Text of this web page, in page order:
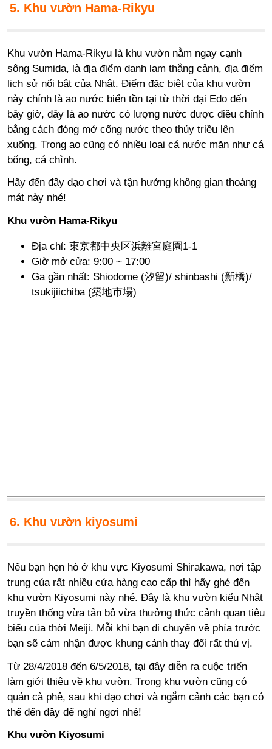
5. Khu vườn Hama-Rikyu
Khu vườn Hama-Rikyu là khu vườn nằm ngay cạnh
sông Sumida, là địa điểm danh lam thắng cảnh, địa điểm
lịch sử nổi bật của Nhật. Điểm đặc biệt của khu vườn
này chính là ao nước biển tồn tại từ thời đại Edo đến
bây giờ, đây là ao nước có lượng nước được điều chỉnh
bằng cách đóng mở cổng nước theo thủy triều lên
xuống. Trong ao cũng có nhiều loại cá nước mặn như cá
bống, cá chình.
Hãy đến đây dạo chơi và tận hưởng không gian thoáng
mát này nhé!
Khu vườn Hama-Rikyu
Địa chỉ: 東京都中央区浜離宮庭園1-1
Giờ mở cửa: 9:00 ~ 17:00
Ga gần nhất: Shiodome (汐留)/ shinbashi (新橋)/
tsukijiichiba (築地市場)
6. Khu vườn kiyosumi
Nếu bạn hẹn hò ở khu vực Kiyosumi Shirakawa, nơi tập
trung của rất nhiều cửa hàng cao cấp thì hãy ghé đến
khu vườn Kiyosumi này nhé. Đây là khu vườn kiểu Nhật
truyền thống vừa tản bộ vừa thưởng thức cảnh quan tiêu
biểu của thời Meiji. Mỗi khi bạn di chuyển về phía trước
bạn sẽ cảm nhận được khung cảnh thay đổi rất thú vị.
Từ 28/4/2018 đến 6/5/2018, tại đây diễn ra cuộc triển
làm giới thiệu về khu vườn. Trong khu vườn cũng có
quán cà phê, sau khi dạo chơi và ngắm cảnh các bạn có
thể đến đây để nghỉ ngơi nhé!
Khu vườn Kiyosumi